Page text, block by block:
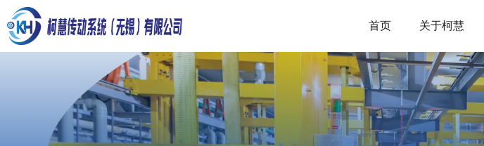
首页 关于柯慧